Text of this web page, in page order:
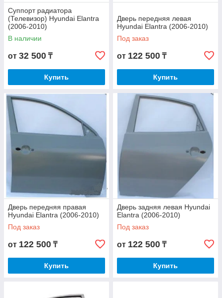
Суппорт радиатора
(Телевизор) Hyundai Elantra
(2006-2010)
В наличии
от 32 500 ₸
Купить
Дверь передняя левая
Hyundai Elantra (2006-2010)
Под заказ
от 122 500 ₸
Купить
Дверь передняя правая
Hyundai Elantra (2006-2010)
Под заказ
от 122 500 ₸
Купить
Дверь задняя левая Hyundai
Elantra (2006-2010)
Под заказ
от 122 500 ₸
Купить